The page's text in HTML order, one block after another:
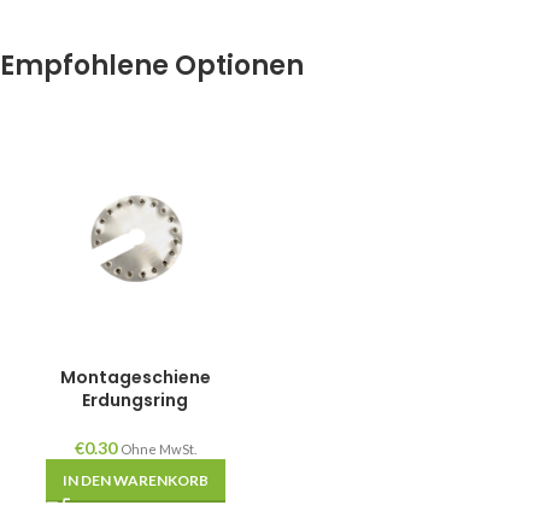
Empfohlene Optionen
Montageschiene
Erdungsring
€0.30 Ohne MwSt.
IN DEN WARENKORB